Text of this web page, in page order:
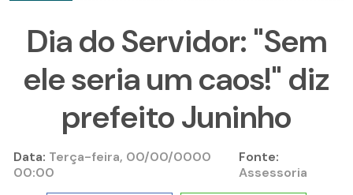
Dia do Servidor: "Sem
ele seria um caos!" diz
prefeito Juninho
Data: Terça-feira, 00/00/0000
00:00
Fonte:
Assessoria